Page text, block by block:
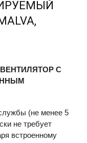
,
С
(не менее 5
не требует
встроенному